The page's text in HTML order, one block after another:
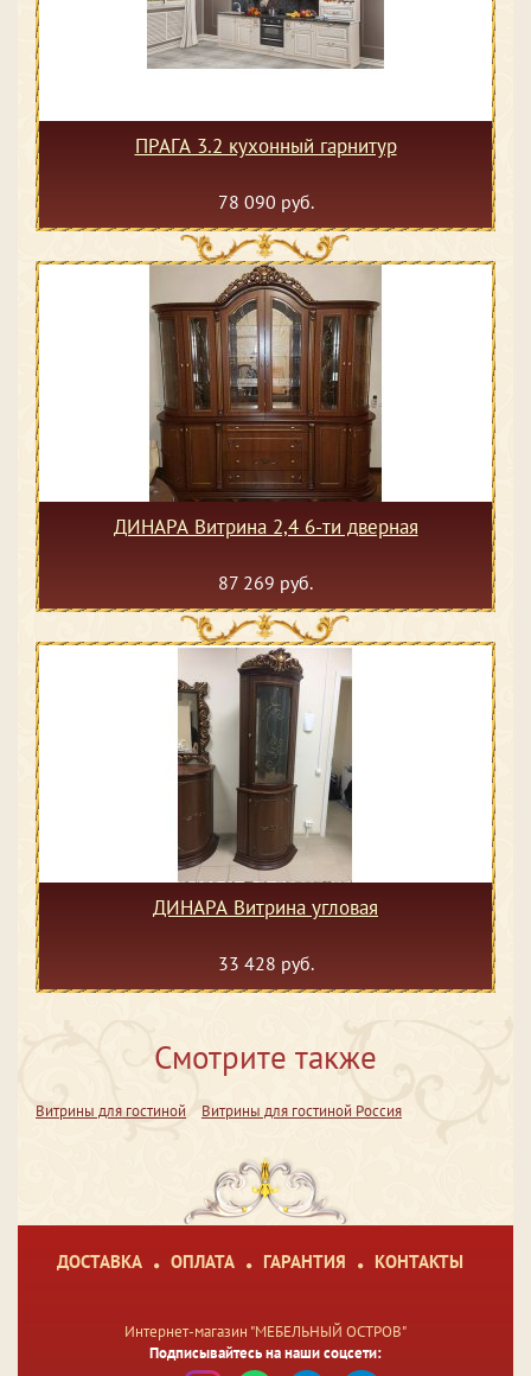
ПРАГА 3.2 кухонный гарнитур
78 090 руб.
ДИНАРА Витрина 2,4 6-ти дверная
87 269 руб.
ДИНАРА Витрина угловая
33 428 руб.
Смотрите также
Витрины для гостиной Витрины для гостиной Россия
ДОСТАВКА ОПЛАТА ГАРАНТИЯ КОНТАКТЫ
Интернет-магазин "МЕБЕЛЬНЫЙ ОСТРОВ"
Подписывайтесь на наши соцсети: